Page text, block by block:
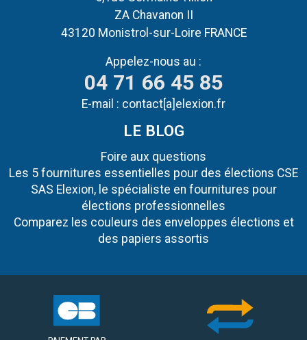
ZA Chavanon II
43120 Monistrol-sur-Loire FRANCE
Appelez-nous au :
04 71 66 45 85
E-mail : contact[a]elexion.fr
LE BLOG
Foire aux questions
Les 5 fournitures essentielles pour des élections CSE
SAS Elexion, le spécialiste en fournitures pour
élections professionnelles
Comparez les couleurs des enveloppes élections et
des papiers assortis